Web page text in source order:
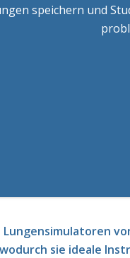
speichern und
Lungensimulatoren
wodurch sie ideale